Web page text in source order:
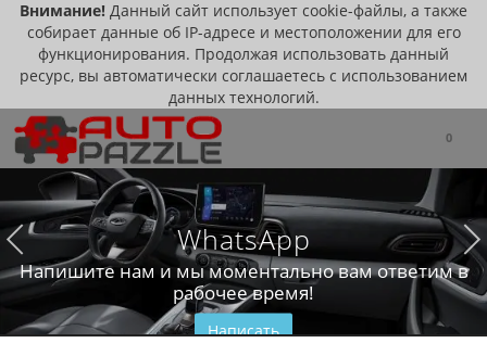
Внимание! Данный сайт использует cookie-файлы, а также
собирает данные об IP-адресе и местоположении для его
функционирования. Продолжая использовать данный
ресурс, вы автоматически соглашаетесь с использованием
данных технологий.
0
WhatsApp
Напишите нам и мы моментально вам ответим в
рабочее время!
Написать